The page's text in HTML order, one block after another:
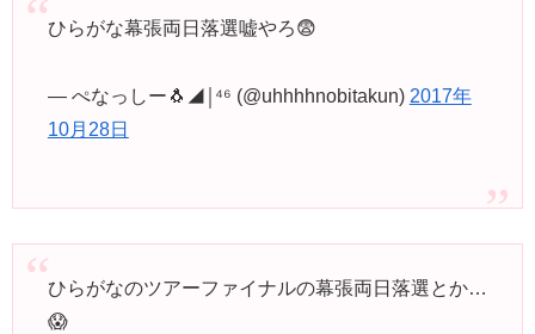
ひらがな幕張両日落選嘘やろ😨
— ぺなっしー🐧◢￨⁴⁶ (@uhhhhnobitakun) 2017年
10月28日
ひらがなのツアーファイナルの幕張両日落選とか…
😱